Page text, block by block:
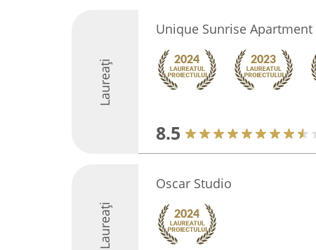
Laureați
Unique Sunrise Apartment
8.5
Laureați
Oscar Studio